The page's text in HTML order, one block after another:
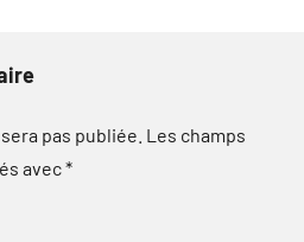
pas publiée. Les champs
avec*